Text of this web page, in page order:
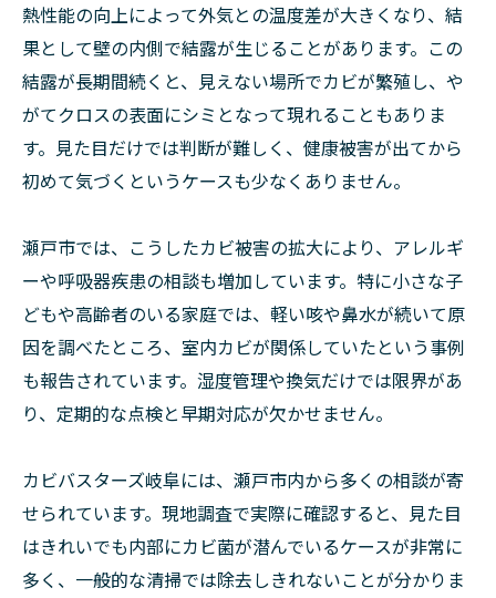
熱性能の向上によって外気との温度差が大きくなり、結
果として壁の内側で結露が生じることがあります。この
結露が長期間続くと、見えない場所でカビが繁殖し、や
がてクロスの表面にシミとなって現れることもありま
す。見た目だけでは判断が難しく、健康被害が出てから
初めて気づくというケースも少なくありません。
瀬戸市では、こうしたカビ被害の拡大により、アレルギ
ーや呼吸器疾患の相談も増加しています。特に小さな子
どもや高齢者のいる家庭では、軽い咳や鼻水が続いて原
因を調べたところ、室内カビが関係していたという事例
も報告されています。湿度管理や換気だけでは限界があ
り、定期的な点検と早期対応が欠かせません。
カビバスターズ岐阜には、瀬戸市内から多くの相談が寄
せられています。現地調査で実際に確認すると、見た目
はきれいでも内部にカビ菌が潜んでいるケースが非常に
多く、一般的な清掃では除去しきれないことが分かりま